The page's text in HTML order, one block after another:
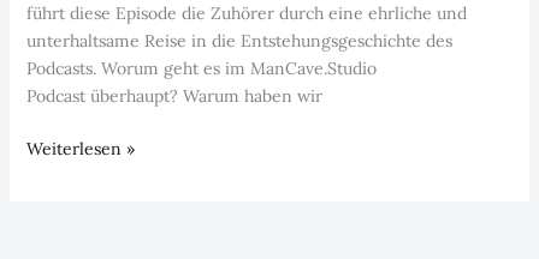
führt diese Episode die Zuhörer durch eine ehrliche und
unterhaltsame Reise in die Entstehungsgeschichte des
Podcasts. Worum geht es im ManCave.Studio
Podcast überhaupt? Warum haben wir
Episode
Weiterlesen »